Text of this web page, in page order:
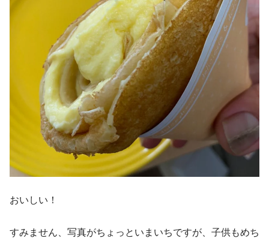
おいしい！
すみません、写真がちょっといまいちですが、子供もめち